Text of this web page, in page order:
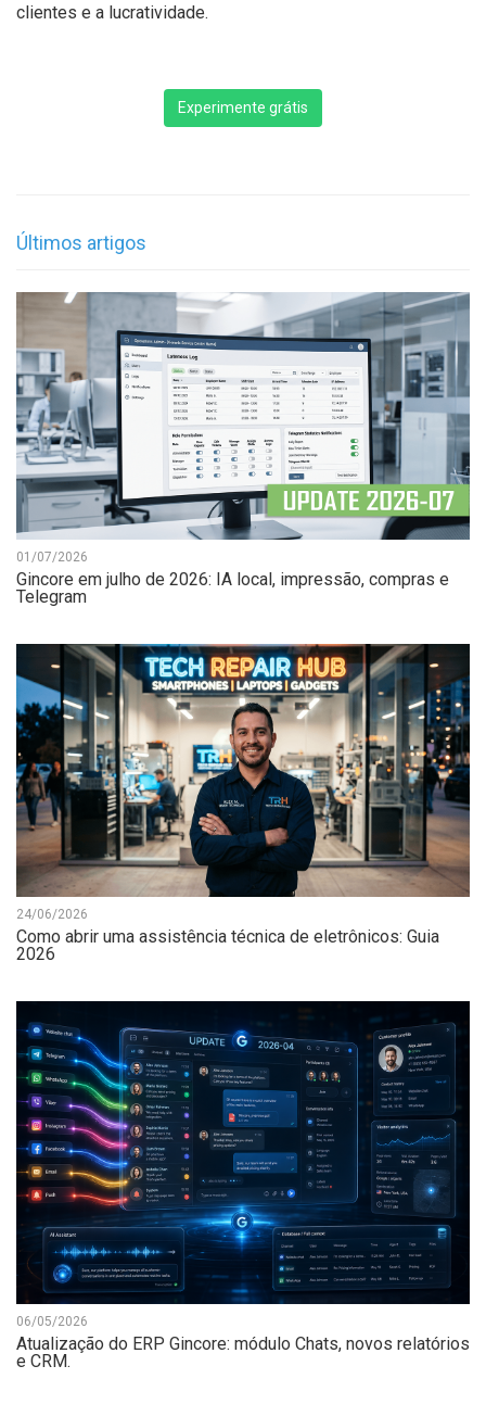
clientes e a lucratividade.
Experimente grátis
Últimos artigos
01/07/2026
Gincore em julho de 2026: IA local, impressão, compras e
Telegram
24/06/2026
Como abrir uma assistência técnica de eletrônicos: Guia
2026
06/05/2026
Atualização do ERP Gincore: módulo Chats, novos relatórios
e CRM.